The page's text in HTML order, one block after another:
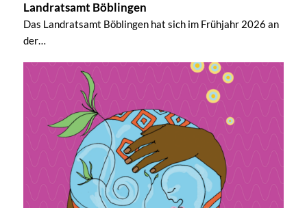
Landratsamt Böblingen
Das Landratsamt Böblingen hat sich im Frühjahr 2026 an
der…